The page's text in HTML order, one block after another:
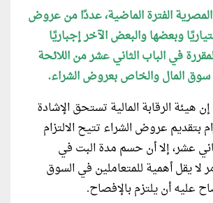
الفترة الماضية، عددًا من عروض
وبعضها والبعض الآخر إجباريًا
في الباب الثاني عشر من اللائحة
سوق المال والخاص بعروض الشراء.
هيئة الرقابة المالية تستحق الإشادة
بتقديم عروض الشراء تتيح الالتزام
عشر، إلا أن حسم مدة البت في
لا يقل أهمية للمتعاملين في السوق
عليه أن يلتزم بالإفصاح.